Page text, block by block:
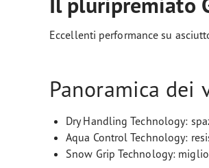
Eccellenti performance su
Panoramica dei
Dry Handling Technology:
Aqua Control Technology:
Snow Grip Technology: